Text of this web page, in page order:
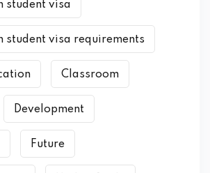
student visa
student visa requirements
Classroom
Development
Future